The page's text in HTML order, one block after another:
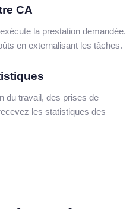
CA
la prestation demandée.
en externalisant les tâches.
du travail, des prises de
les statistiques des